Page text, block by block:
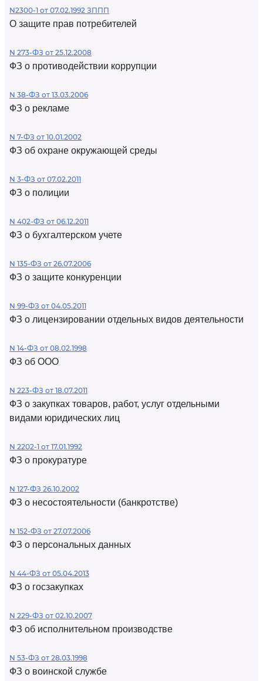
N2300-1 от 07.02.1992 ЗППП
О защите прав потребителей
N 273-ФЗ от 25.12.2008
ФЗ о противодействии коррупции
N 38-ФЗ от 13.03.2006
ФЗ о рекламе
N 7-ФЗ от 10.01.2002
ФЗ об охране окружающей среды
N 3-ФЗ от 07.02.2011
ФЗ о полиции
N 402-ФЗ от 06.12.2011
ФЗ о бухгалтерском учете
N 135-ФЗ от 26.07.2006
ФЗ о защите конкуренции
N 99-ФЗ от 04.05.2011
ФЗ о лицензировании отдельных видов деятельности
N 14-ФЗ от 08.02.1998
ФЗ об ООО
N 223-ФЗ от 18.07.2011
ФЗ о закупках товаров, работ, услуг отдельными
видами юридических лиц
N 2202-1 от 17.01.1992
ФЗ о прокуратуре
N 127-ФЗ 26.10.2002
ФЗ о несостоятельности (банкротстве)
N 152-ФЗ от 27.07.2006
ФЗ о персональных данных
N 44-ФЗ от 05.04.2013
ФЗ о госзакупках
N 229-ФЗ от 02.10.2007
ФЗ об исполнительном производстве
N 53-ФЗ от 28.03.1998
ФЗ о воинской службе